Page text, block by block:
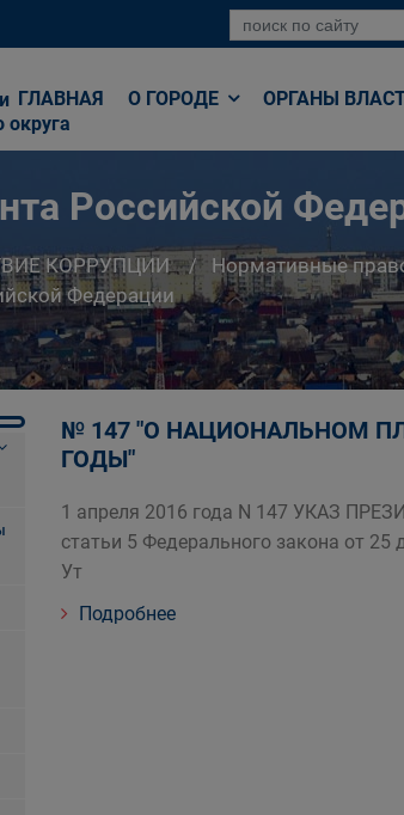
округа
ГЛАВНАЯ О ГОРОДЕ ОРГАНЫ
Российской
КОРРУПЦИИ
Нормативные
Федерации
№ 147 "О НАЦИОНАЛЬНОМ
ГОДЫ"
1 апреля 2016 года N 147 УКАЗ
статьи 5 Федерального закона от
Ут
Подробнее